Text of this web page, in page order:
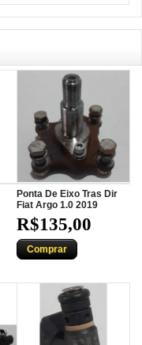
Ponta De Eixo Tras Dir
Fiat Argo 1.0 2019
R$135,00
Comprar